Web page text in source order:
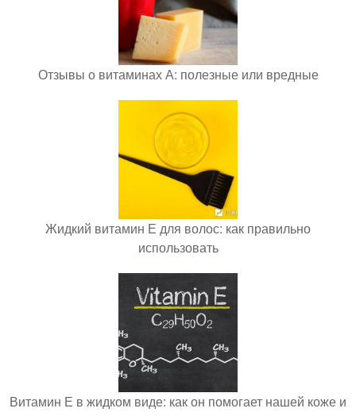
Отзывы о витаминах А: полезные или вредные
Жидкий витамин Е для волос: как правильно
использовать
Витамин Е в жидком виде: как он помогает нашей коже и